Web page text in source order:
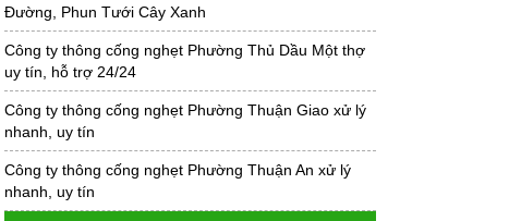
Đường, Phun Tưới Cây Xanh
Công ty thông cống nghẹt Phường Thủ Dầu Một thợ
uy tín, hỗ trợ 24/24
Công ty thông cống nghẹt Phường Thuận Giao xử lý
nhanh, uy tín
Công ty thông cống nghẹt Phường Thuận An xử lý
nhanh, uy tín